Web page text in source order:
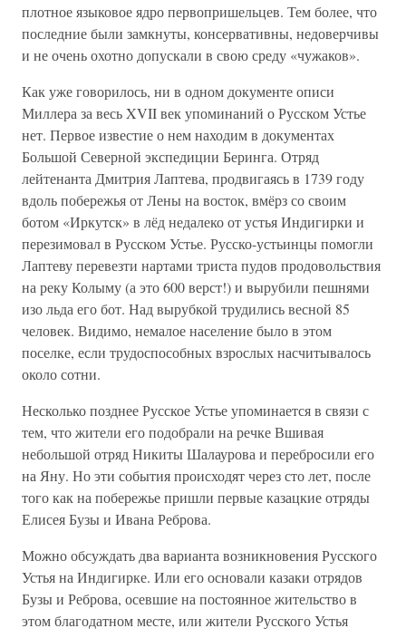
плотное языковое ядро первопришельцев. Тем более, что
последние были замкнуты, консервативны, недоверчивы
и не очень охотно допускали в свою среду «чужаков».
Как уже говорилось, ни в одном документе описи
Миллера за весь XVII век упоминаний о Русском Устье
нет. Первое известие о нем находим в документах
Большой Северной экспедиции Беринга. Отряд
лейтенанта Дмитрия Лаптева, продвигаясь в 1739 году
вдоль побережья от Лены на восток, вмёрз со своим
ботом «Иркутск» в лёд недалеко от устья Индигирки и
перезимовал в Русском Устье. Русско-устьинцы помогли
Лаптеву перевезти нартами триста пудов продовольствия
на реку Колыму (а это 600 верст!) и вырубили пешнями
изо льда его бот. Над вырубкой трудились весной 85
человек. Видимо, немалое население было в этом
поселке, если трудоспособных взрослых насчитывалось
около сотни.
Несколько позднее Русское Устье упоминается в связи с
тем, что жители его подобрали на речке Вшивая
небольшой отряд Никиты Шалаурова и перебросили его
на Яну. Но эти события происходят через сто лет, после
того как на побережье пришли первые казацкие отряды
Елисея Бузы и Ивана Реброва.
Можно обсуждать два варианта возникновения Русского
Устья на Индигирке. Или его основали казаки отрядов
Бузы и Реброва, осевшие на постоянное жительство в
этом благодатном месте, или жители Русского Устья